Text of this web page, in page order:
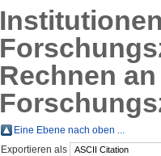
Rechnen
Eine Ebene nach oben ...
Exportieren als